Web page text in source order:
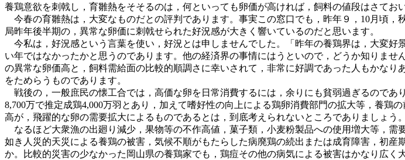
養鶏意欲を刺戟し，育雛熱をそそるのは，何といっても卵価が高ければ，飼料の値段はさてお
今春の育雛熱は，大変なものだとの評判であります。事実この窓口でも，昨年９，10月頃
局昨年後半期の，異常な卵価に刺戟せられた好況感が大きく響いているのだと思います。
今私は，好況感という言葉を使い，好況とは申しませんでした。「昨年の養鶏界は，大変
い年ではなかったかと思うのであります。他の経済界の事情にはうといので，どうか知りま
の異常な卵価高と，飼料需給面の比較的順調さに幸いされて，非常に好調であった人もかな
をためらうものであります。
戦後の，一般庶民の懐工合では，高価な卵を日常消費するには，余りにも貧弱過ぎるのであ
8,700万で推定成鶏4,000万羽とあり，加えて嗜好性の向上による鶏卵消費部門の拡大等，養
高が，飛躍的な卵の需要拡大によるものであるとは，到底考えられないところでありましょう。
なるほど大衆漁の出廻り減少，果物等の不作高値，菓子類，小麦粉製品への使用増大等，
如き人災的天災による養鶏の被害，気候不順がもたらした病廃鶏の続出または成育障害，初
か。比較的災害の少なかった岡山県の養鶏家でも，鶏痘その他の病気による被害はかなり広